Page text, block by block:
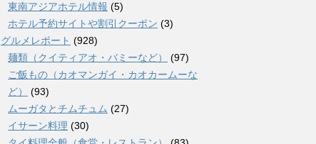
東南アジアホテル情報 (5)
ホテル予約サイトや割引クーポン (3)
グルメレポート (928)
麺類（クイティアオ・バミーなど）
(97)
ご飯もの（カオマンガイ・カオカームーな
ど）
(93)
ムーガタとチムチュム (27)
イサーン料理 (30)